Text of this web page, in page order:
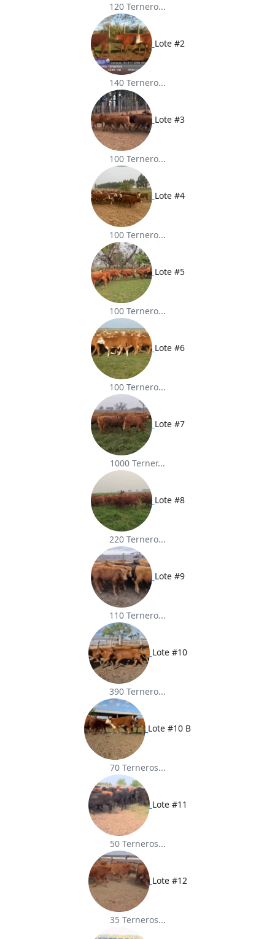
120 Ternero...
Lote #2
140 Ternero...
Lote #3
100 Ternero...
Lote #4
100 Ternero...
Lote #5
100 Ternero...
Lote #6
100 Ternero...
Lote #7
1000 Terner...
Lote #8
220 Ternero...
Lote #9
110 Ternero...
Lote #10
390 Ternero...
Lote #10 B
70 Terneros...
Lote #11
50 Terneros...
Lote #12
35 Terneros...